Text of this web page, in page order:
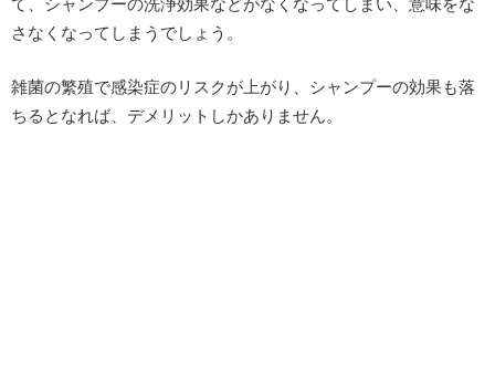
て、シャンプーの洗浄効果などがなくなってしまい、意味をな
さなくなってしまうでしょう。
雑菌の繁殖で感染症のリスクが上がり、シャンプーの効果も落
ちるとなれば、デメリットしかありません。